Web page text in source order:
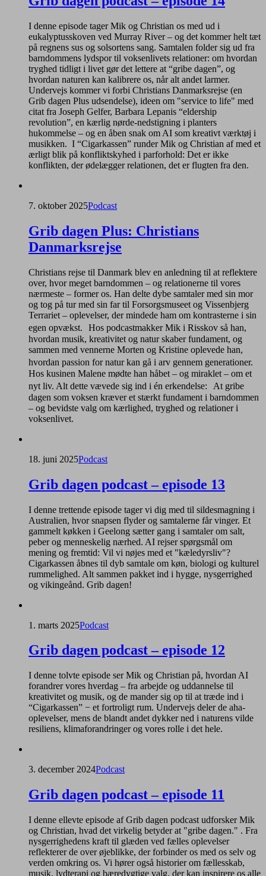
I denne episode tager Mik og Christian os med ud i
eukalyptusskoven ved Murray River – og det kommer helt tæt
på regnens sus og solsortens sang. Samtalen folder sig ud fra
barndommens lydspor til voksenlivets relationer: om hvordan
tryghed tidligt i livet gør det lettere at “gribe dagen”, og
hvordan naturen kan kalibrere os, når alt andet larmer.
Undervejs kommer vi forbi Christians Danmarksrejse (en
Grib dagen Plus udsendelse), ideen om "service to life" med
citat fra Joseph Gelfer, Barbara Lepanis “eldership
revolution”, en kærlig nørde-nedstigning i planters
hukommelse – og en åben snak om AI som kreativt værktøj i
musikken. I “Cigarkassen” runder Mik og Christian af med et
ærligt blik på konfliktskyhed i parforhold: Det er ikke
konflikten, der ødelægger relationen, det er flugten fra den.
7. oktober 2025Podcast
Grib dagen Plus: Christians
Danmarksrejse
Christians rejse til Danmark blev en anledning til at reflektere
over, hvor meget barndommen – og relationerne til vores
nærmeste – former os. Han delte dybe samtaler med sin mor
og tog på tur med sin far til Forsorgsmuseet og Vissenbjerg
Terrariet – oplevelser, der mindede ham om kontrasterne i sin
egen opvækst. Hos podcastmakker Mik i Risskov så han,
hvordan musik, kreativitet og natur skaber fundament, og
sammen med vennerne Morten og Kristine oplevede han,
hvordan passion for natur kan gå i arv gennem generationer.
Hos kusinen Malene mødte han håbet – og miraklet – om et
nyt liv. Alt dette vævede sig ind i én erkendelse: At gribe
dagen som voksen kræver et stærkt fundament i barndommen
– og bevidste valg om kærlighed, tryghed og relationer i
voksenlivet.
18. juni 2025Podcast
Grib dagen podcast – episode 13
I denne trettende episode tager vi dig med til sildesmagning i
Australien, hvor snapsen flyder og samtalerne får vinger. Et
gammelt køkken i Geelong sætter gang i samtaler om salt,
peber og menneskelig nærhed. AI rejser spørgsmål om
mening og fremtid: Vil vi nøjes med et "kæledyrsliv"?
Cigarkassen åbnes til dyb samtale om køn, biologi og kulturel
rummelighed. Alt sammen pakket ind i hygge, nysgerrighed
og vikingeånd. Grib dagen!
1. marts 2025Podcast
Grib dagen podcast – episode 12
I denne tolvte episode ser Mik og Christian på, hvordan AI
forandrer vores hverdag – fra arbejde og uddannelse til
kreativitet og musik, og de mander sig op til at træde ind i
“Cigarkassen” − et fortroligt rum. Undervejs deler de aha-
oplevelser, mens de blandt andet dykker ned i naturens vilde
resiliens, klimaforandringer og vores rolle i det hele.
3. december 2024Podcast
Grib dagen podcast – episode 11
I denne ellevte episode af Grib dagen podcast udforsker Mik
og Christian, hvad det virkelig betyder at "gribe dagen." . Fra
nysgerrighedens kraft til glæden ved fælles oplevelser
reflekterer de over øjeblikke, der forbinder os med os selv og
verden omkring os. Vi hører også historier om fællesskab,
musik, lydterapi og bæredygtige valg, der kan inspirere os alle